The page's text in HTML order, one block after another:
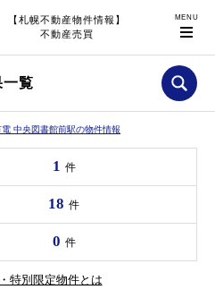
【札幌不動産物件情報】
不動産売買
一覧
中央図書館前駅の物件情報
1 件
18 件
0 件
特別限定物件とは